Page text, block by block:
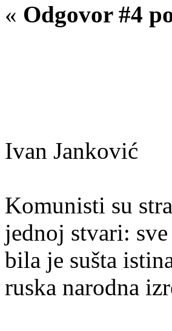
« Odgovor #4
Ivan Janković
Komunisti su
jednoj stvari:
bila je sušta
ruska narodna